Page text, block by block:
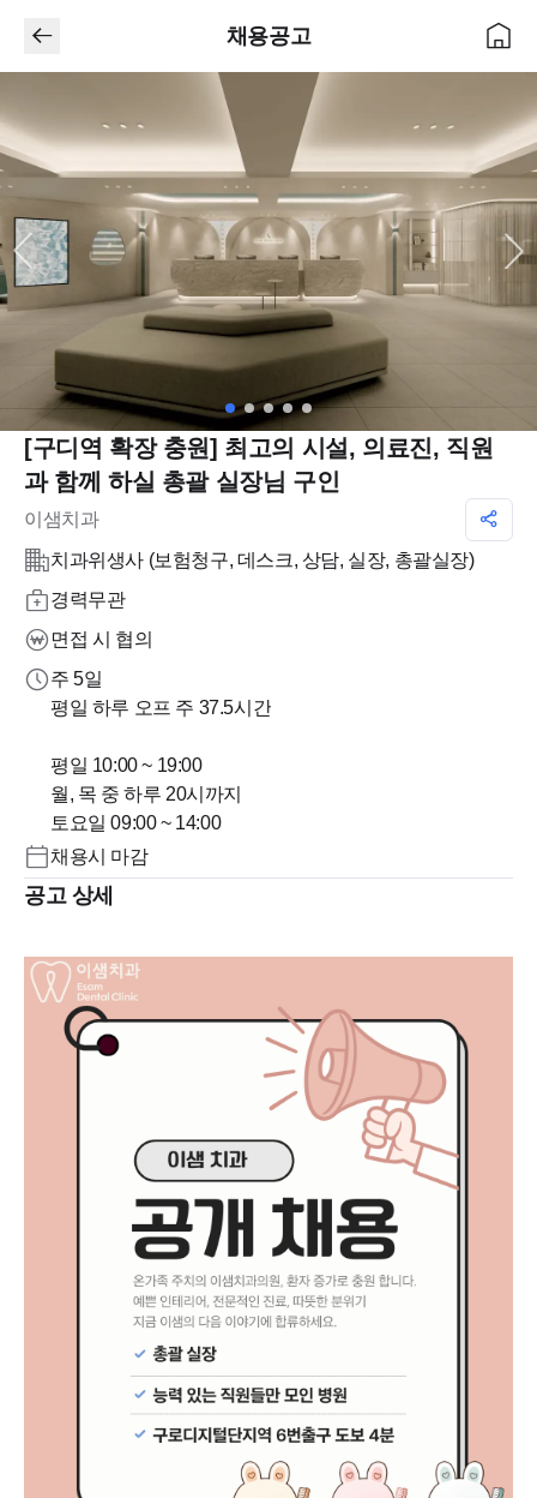
채용공고
[구디역 확장 충원] 최고의 시설, 의료진, 직원
과 함께 하실 총괄 실장님 구인
이샘치과
치과위생사 (보험청구, 데스크, 상담, 실장, 총괄실장)
경력무관
면접 시 협의
주 5일
평일 하루 오프 주 37.5시간
평일 10:00 ~ 19:00
월, 목 중 하루 20시까지
토요일 09:00 ~ 14:00
채용시 마감
공고 상세